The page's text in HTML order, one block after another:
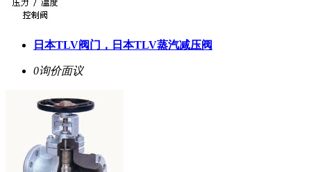
日本TLV阀门，日本TLV蒸汽减压阀
0询价面议